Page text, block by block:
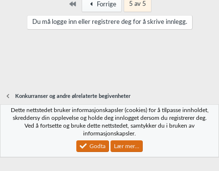
Først Forrige 5 av 5
Du må logge inn eller registrere deg for å skrive innlegg.
Konkurranser og andre ølrelaterte begivenheter
Norbrygg-default
Vilkår og regler Personvernregler
Community platform by XenForo® © 2010-2023 XenForo Ltd.
Dette nettstedet bruker informasjonskapsler (cookies) for å tilpasse innholdet,
skreddersy din opplevelse og holde deg innlogget dersom du registrerer deg.
Ved å fortsette og bruke dette nettstedet, samtykker du i bruken av
informasjonskapsler.
Godta Lær mer...